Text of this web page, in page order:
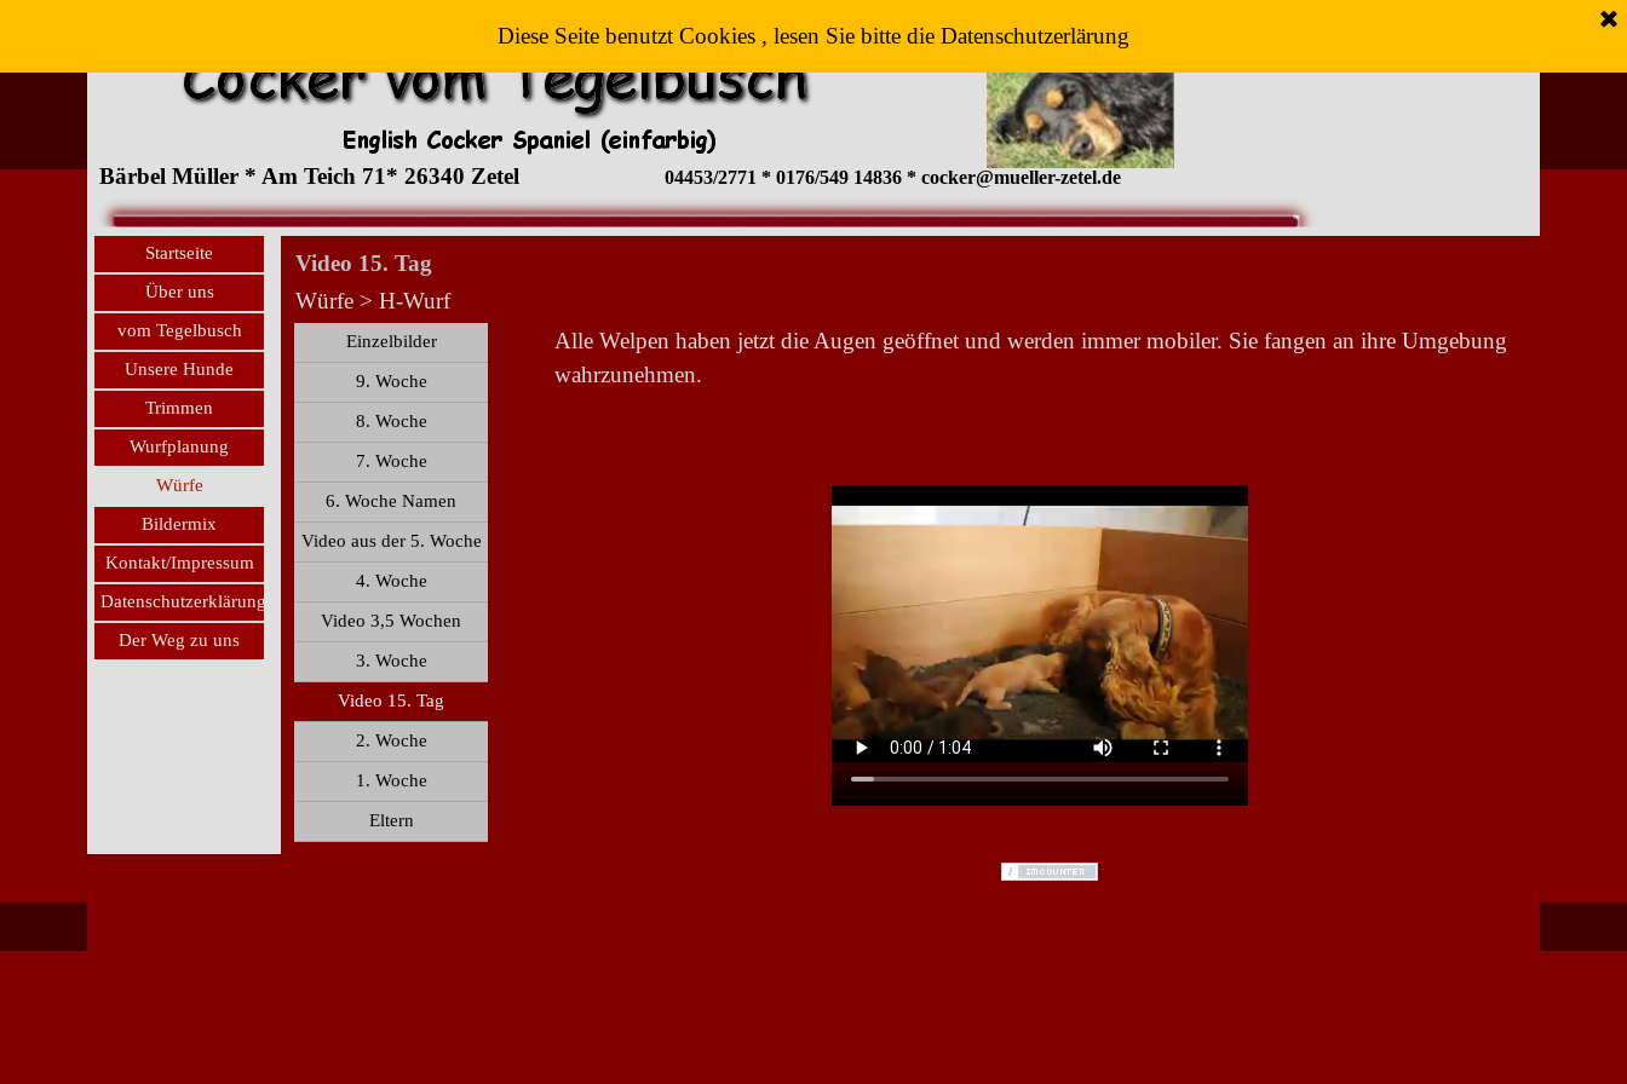
Diese Seite benutzt Cookies , lesen Sie bitte die Datenschutzerlärung
Bärbel Müller * Am Teich 71* 26340 Zetel 04453/2771 * 0176/549 14836 * cocker@mueller-zetel.de
Startseite
Über uns
vom Tegelbusch
Unsere Hunde
Trimmen
Wurfplanung
Würfe
Bildermix
Kontakt/Impressum
Datenschutzerklärung
Der Weg zu uns
Video 15. Tag
Würfe > H-Wurf
Alle Welpen haben jetzt die Augen geöffnet und werden immer mobiler. Sie fangen an ihre Umgebung
wahrzunehmen.
Einzelbilder
9. Woche
8. Woche
7. Woche
6. Woche Namen
Video aus der 5. Woche
4. Woche
Video 3,5 Wochen
3. Woche
Video 15. Tag
2. Woche
1. Woche
Eltern